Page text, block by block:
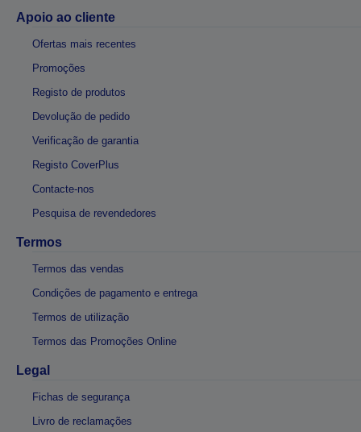
Apoio ao cliente
Ofertas mais recentes
Promoções
Registo de produtos
Devolução de pedido
Verificação de garantia
Registo CoverPlus
Contacte-nos
Pesquisa de revendedores
Termos
Termos das vendas
Condições de pagamento e entrega
Termos de utilização
Termos das Promoções Online
Legal
Fichas de segurança
Livro de reclamações